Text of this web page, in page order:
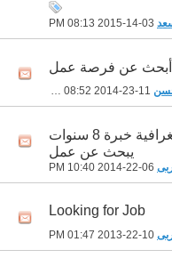
08:13 PM
أبحث عن فرصة عمل
08:52 PM
مهندسة نظم معلومات جغرافية خبرة 8 سنوات
يبحث عن عمل
10:40 PM
Looking for Job
01:47 PM